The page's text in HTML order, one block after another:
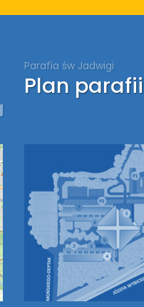
Parafia św Jadwigi
Plan parafii